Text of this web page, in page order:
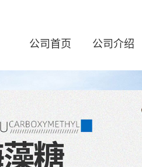
公司首页 公司介绍